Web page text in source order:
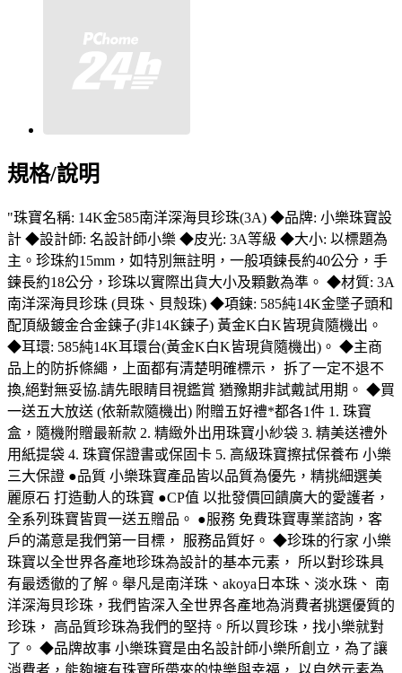
規格/說明
"珠寶名稱: 14K金585南洋深海貝珍珠(3A) ◆品牌: 小樂珠寶設
計 ◆設計師: 名設計師小樂 ◆皮光: 3A等級 ◆大小: 以標題為
主。珍珠約15mm，如特別無註明，一般項鍊長約40公分，手
鍊長約18公分，珍珠以實際出貨大小及顆數為準。 ◆材質: 3A
南洋深海貝珍珠 (貝珠、貝殼珠) ◆項鍊: 585純14K金墜子頭和
配頂級鍍金合金鍊子(非14K鍊子) 黃金K白K皆現貨隨機出。
◆耳環: 585純14K耳環台(黃金K白K皆現貨隨機出)。 ◆主商
品上的防拆條繩，上面都有清楚明確標示， 拆了一定不退不
換,絕對無妥協.請先眼睛目視鑑賞 猶豫期非試戴試用期。 ◆買
一送五大放送 (依新款隨機出) 附贈五好禮*都各1件 1. 珠寶
盒，隨機附贈最新款 2. 精緻外出用珠寶小紗袋 3. 精美送禮外
用紙提袋 4. 珠寶保證書或保固卡 5. 高級珠寶擦拭保養布 小樂
三大保證 ●品質 小樂珠寶產品皆以品質為優先，精挑細選美
麗原石 打造動人的珠寶 ●CP值 以批發價回饋廣大的愛護者，
全系列珠寶皆買一送五贈品。 ●服務 免費珠寶專業諮詢，客
戶的滿意是我們第一目標， 服務品質好。 ◆珍珠的行家 小樂
珠寶以全世界各產地珍珠為設計的基本元素， 所以對珍珠具
有最透徹的了解。舉凡是南洋珠、akoya日本珠、淡水珠、 南
洋深海貝珍珠，我們皆深入全世界各產地為消費者挑選優質的
珍珠， 高品質珍珠為我們的堅持。所以買珍珠，找小樂就對
了。 ◆品牌故事 小樂珠寶是由名設計師小樂所創立，為了讓
消費者，能夠擁有珠寶所帶來的快樂與幸福， 以自然元素為